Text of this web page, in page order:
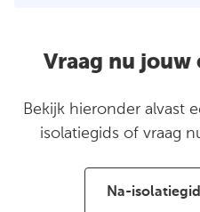
Vraag nu jouw
Bekijk hieronder alvast
isolatiegids of vraag
Na-